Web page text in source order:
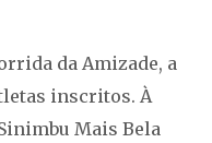
da Amizade, a
inscritos. À
Mais Bela